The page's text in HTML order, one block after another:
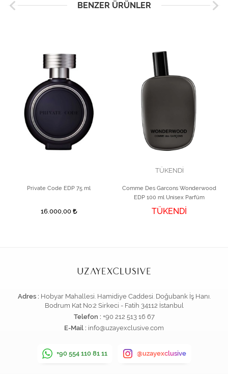
BENZER ÜRÜNLER
Private Code EDP 75 ml
16.000,00
TÜKENDİ
Comme Des Garcons Wonderwood
EDP 100 ml Unisex Parfüm
TÜKENDİ
Adres : Hobyar Mahallesi. Hamidiye Caddesi. Doğubank İş Hanı.
Bodrum Kat No:2 Sirkeci - Fatih 34112 İstanbul
Telefon : +90 212 513 16 67
E-Mail : info@uzayexclusive.com
+90 554 110 81 11 @uzayexclusive